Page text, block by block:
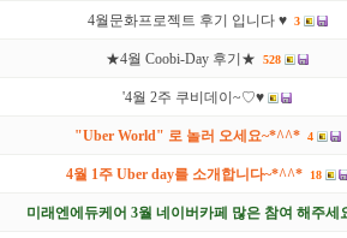
4월문화프로젝트 후기 입니다 ♥ 3
★4월 Coobi-Day 후기★ 528
'4월 2주 쿠비데이~♡♥
"Uber World" 로 놀러 오세요~*^^* 4
4월 1주 Uber day를 소개합니다~*^^* 18
미래엔에듀케어 3월 네이버카페 많은 참여 해주세